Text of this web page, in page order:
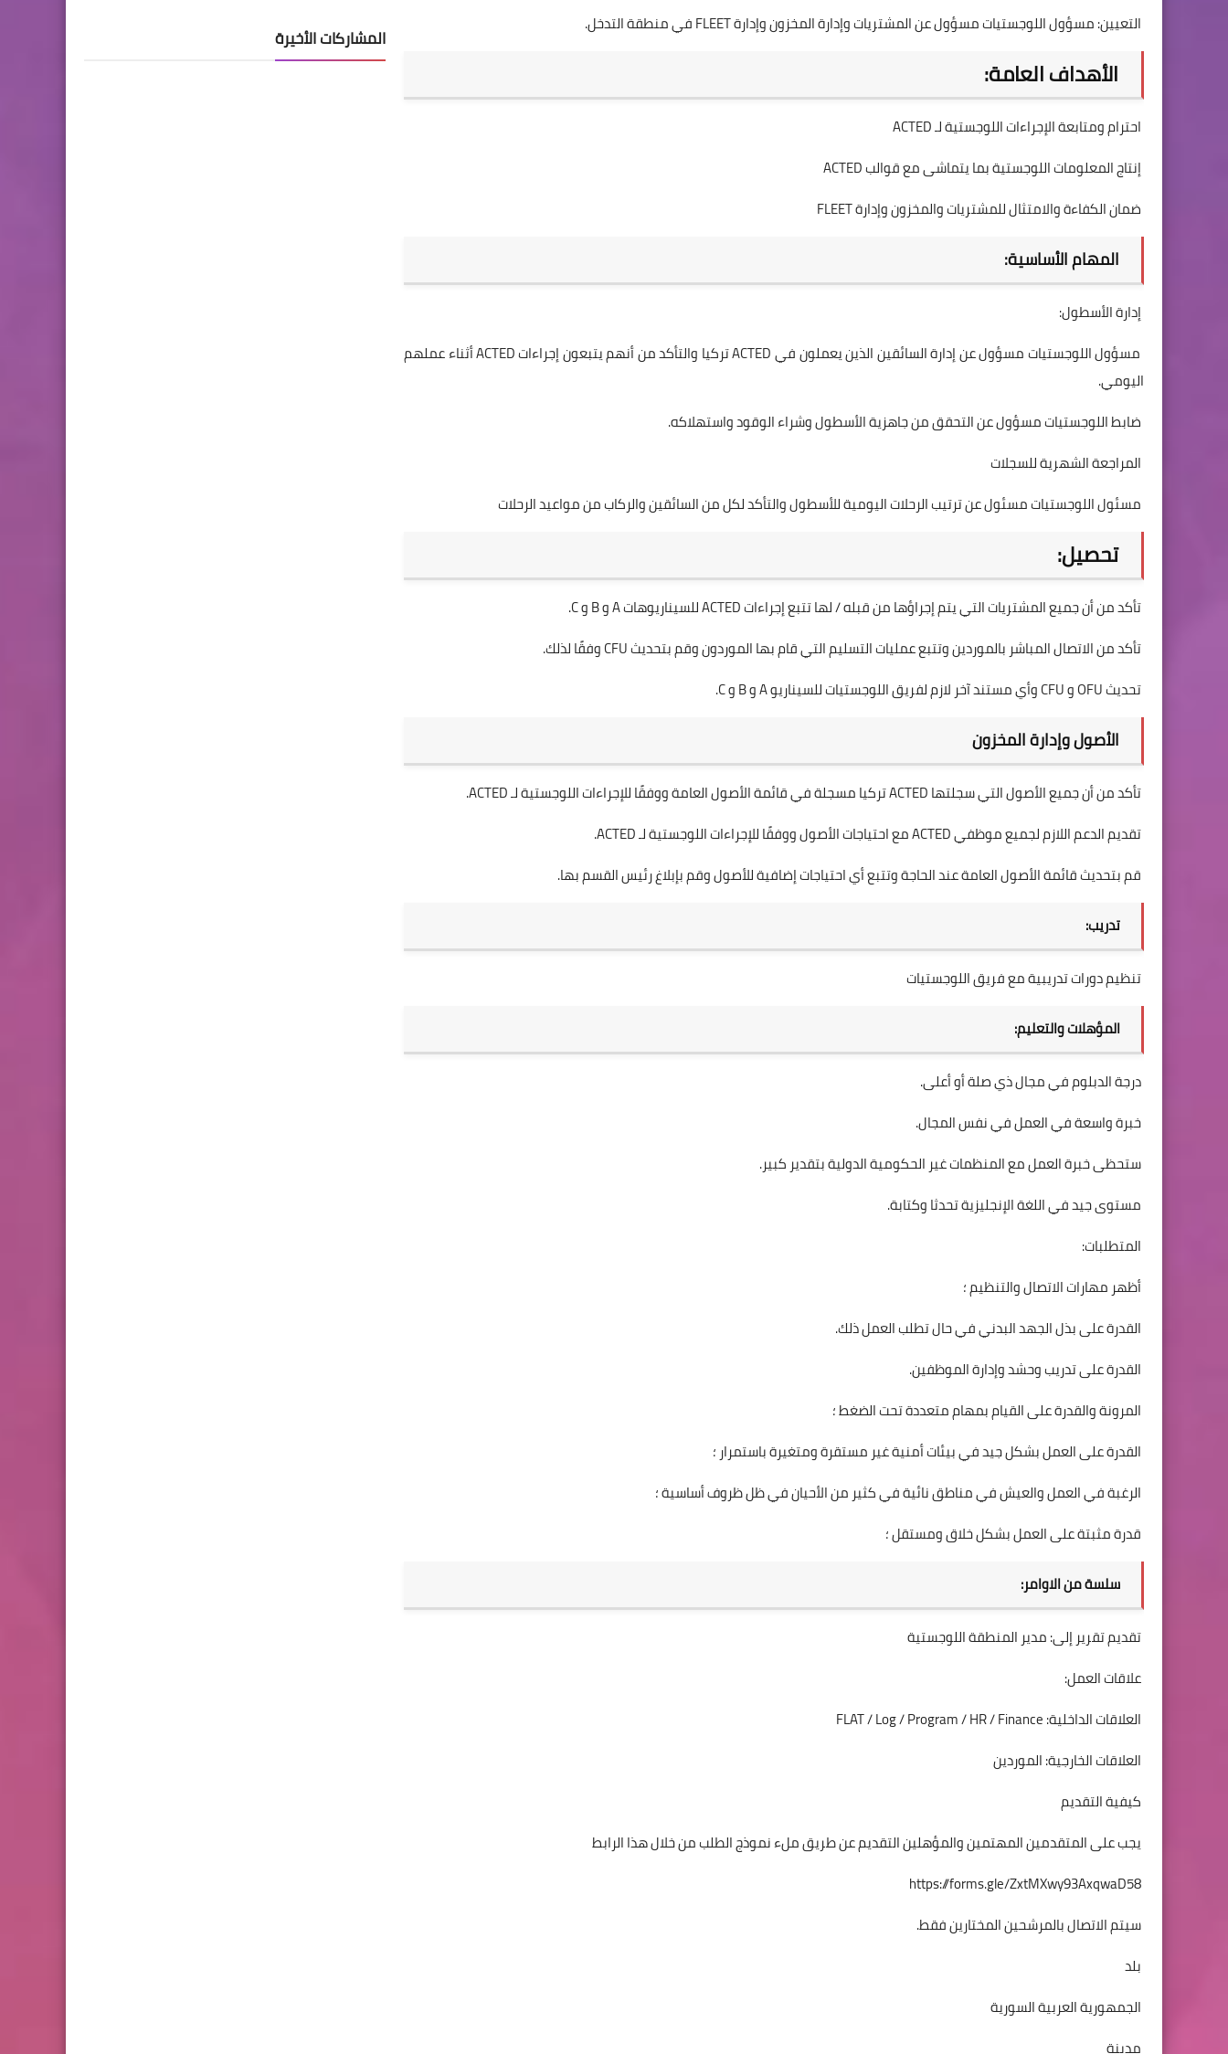
التعيين: مسؤول اللوجستيات مسؤول عن المشتريات وإدارة المخزون وإدارة FLEET في منطقة التدخل.
الأهداف العامة:
احترام ومتابعة الإجراءات اللوجستية لـ ACTED
إنتاج المعلومات اللوجستية بما يتماشى مع قوالب ACTED
ضمان الكفاءة والامتثال للمشتريات والمخزون وإدارة FLEET
المهام الأساسية:
إدارة الأسطول:
مسؤول اللوجستيات مسؤول عن إدارة السائقين الذين يعملون في ACTED تركيا والتأكد من أنهم يتبعون إجراءات ACTED أثناء عملهم
اليومي.
ضابط اللوجستيات مسؤول عن التحقق من جاهزية الأسطول وشراء الوقود واستهلاكه.
المراجعة الشهرية للسجلات
مسئول اللوجستيات مسئول عن ترتيب الرحلات اليومية للأسطول والتأكد لكل من السائقين والركاب من مواعيد الرحلات
تحصيل:
تأكد من أن جميع المشتريات التي يتم إجراؤها من قبله / لها تتبع إجراءات ACTED للسيناريوهات A و B و C.
تأكد من الاتصال المباشر بالموردين وتتبع عمليات التسليم التي قام بها الموردون وقم بتحديث CFU وفقًا لذلك.
تحديث OFU و CFU وأي مستند آخر لازم لفريق اللوجستيات للسيناريو A و B و C.
الأصول وإدارة المخزون
تأكد من أن جميع الأصول التي سجلتها ACTED تركيا مسجلة في قائمة الأصول العامة ووفقًا للإجراءات اللوجستية لـ ACTED.
تقديم الدعم اللازم لجميع موظفي ACTED مع احتياجات الأصول ووفقًا للإجراءات اللوجستية لـ ACTED.
قم بتحديث قائمة الأصول العامة عند الحاجة وتتبع أي احتياجات إضافية للأصول وقم بإبلاغ رئيس القسم بها.
تدريب:
تنظيم دورات تدريبية مع فريق اللوجستيات
المؤهلات والتعليم:
درجة الدبلوم في مجال ذي صلة أو أعلى.
خبرة واسعة في العمل في نفس المجال.
ستحظى خبرة العمل مع المنظمات غير الحكومية الدولية بتقدير كبير.
مستوى جيد في اللغة الإنجليزية تحدثا وكتابة.
المتطلبات:
أظهر مهارات الاتصال والتنظيم ؛
القدرة على بذل الجهد البدني في حال تطلب العمل ذلك.
القدرة على تدريب وحشد وإدارة الموظفين.
المرونة والقدرة على القيام بمهام متعددة تحت الضغط ؛
القدرة على العمل بشكل جيد في بيئات أمنية غير مستقرة ومتغيرة باستمرار ؛
الرغبة في العمل والعيش في مناطق نائية في كثير من الأحيان في ظل ظروف أساسية ؛
قدرة مثبتة على العمل بشكل خلاق ومستقل ؛
سلسة من الاوامر:
تقديم تقرير إلى: مدير المنطقة اللوجستية
علاقات العمل:
العلاقات الداخلية: FLAT / Log / Program / HR / Finance
العلاقات الخارجية: الموردين
كيفية التقديم
يجب على المتقدمين المهتمين والمؤهلين التقديم عن طريق ملء نموذج الطلب من خلال هذا الرابط
https://forms.gle/ZxtMXwy93AxqwaD58
سيتم الاتصال بالمرشحين المختارين فقط.
بلد
الجمهورية العربية السورية
مدينة
المشاركات الأخيرة